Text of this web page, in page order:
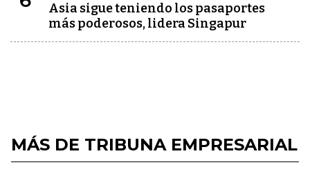
Asia sigue teniendo los pasaportes
más poderosos, lidera Singapur
MÁS DE TRIBUNA EMPRESARIAL